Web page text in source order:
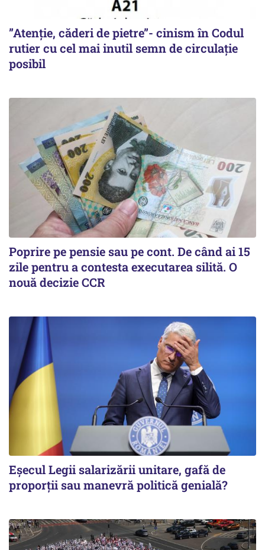
”Atenție, căderi de pietre”- cinism în Codul
rutier cu cel mai inutil semn de circulație
posibil
Poprire pe pensie sau pe cont. De când ai 15
zile pentru a contesta executarea silită. O
nouă decizie CCR
Eșecul Legii salarizării unitare, gafă de
proporții sau manevră politică genială?